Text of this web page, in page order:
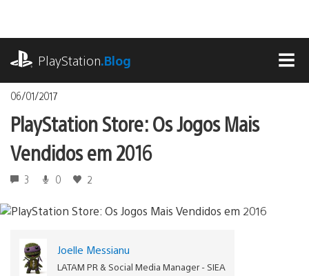
o
conteúdoPlayStation.Blog
06/01/2017
PlayStation Store: Os Jogos Mais
Vendidos em 2016
3 0 2
Joelle Messianu
LATAM PR & Social Media Manager - SIEA